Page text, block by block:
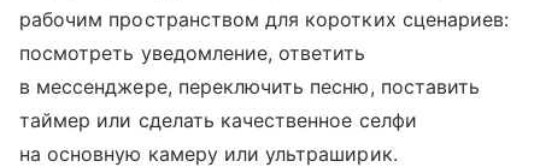
рабочим пространством для коротких сценариев:
посмотреть уведомление, ответить
в мессенджере, переключить песню, поставить
таймер или сделать качественное селфи
на основную камеру или ультраширик.